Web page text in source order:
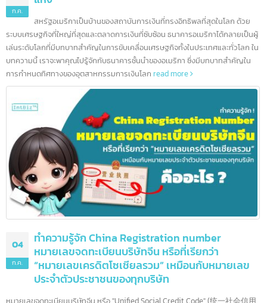
08
ก.ค.
10 ธนาคารชั้นนำสหรัฐอเมริกา และอีกมากกว่า 90
แห่ง
สหรัฐอเมริกาเป็นบ้านของสถาบันการเงินที่ทรงอิทธิพลที่สุดในโลก ด้วย
ระบบเศรษฐกิจที่ใหญ่ที่สุดและตลาดการเงินที่ซับซ้อน ธนาคารอเมริกาได้กลายเป็
เล่นระดับโลกที่มีบทบาทสำคัญในการขับเคลื่อนเศรษฐกิจทั้งในประเทศและทั่วโลก
บทความนี้ เราจะพาคุณไปรู้จักกับธนาคารชั้นนำของอเมริกา ซึ่งมีบทบาทสำคัญใน
การกำหนดทิศทางของอุตสาหกรรมการเงินโลก read more